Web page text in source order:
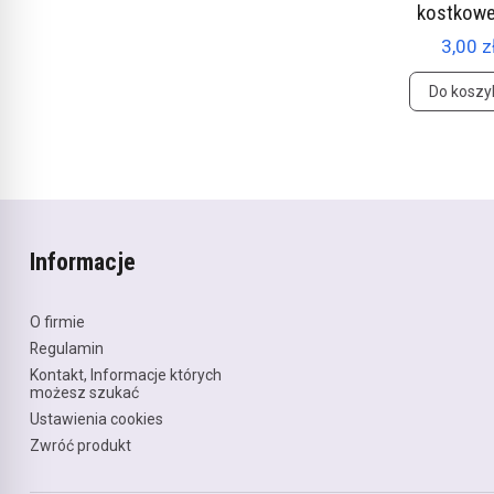
3,00
Do
Informacje
O firmie
Regulamin
Kontakt, Informacje których
możesz szukać
Ustawienia cookies
Zwróć produkt